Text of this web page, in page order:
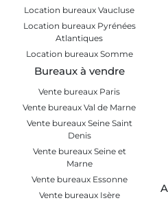
Location bureaux Vaucluse
Location bureaux Pyrénées
Atlantiques
Location bureaux Somme
Bureaux à vendre
Vente bureaux Paris
Vente bureaux Val de Marne
Vente bureaux Seine Saint
Denis
Vente bureaux Seine et
Marne
Vente bureaux Essonne
Vente bureaux Isère